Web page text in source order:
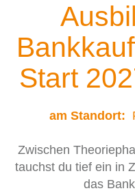
Start
am Standort:
Zwischen
tauchst du tief ein in
das